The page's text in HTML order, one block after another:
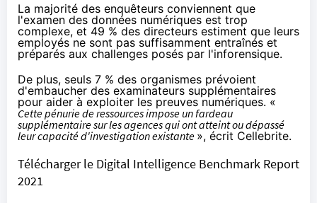
La majorité des enquêteurs conviennent que
l'examen des données numériques est trop
complexe, et 49 % des directeurs estiment que leurs
employés ne sont pas suffisamment entraînés et
préparés aux challenges posés par l'inforensique.
De plus, seuls 7 % des organismes prévoient
d'embaucher des examinateurs supplémentaires
pour aider à exploiter les preuves numériques. «
Cette pénurie de ressources impose un fardeau
supplémentaire sur les agences qui ont atteint ou dépassé
leur capacité d'investigation existante », écrit Cellebrite.
Télécharger le Digital Intelligence Benchmark Report
2021